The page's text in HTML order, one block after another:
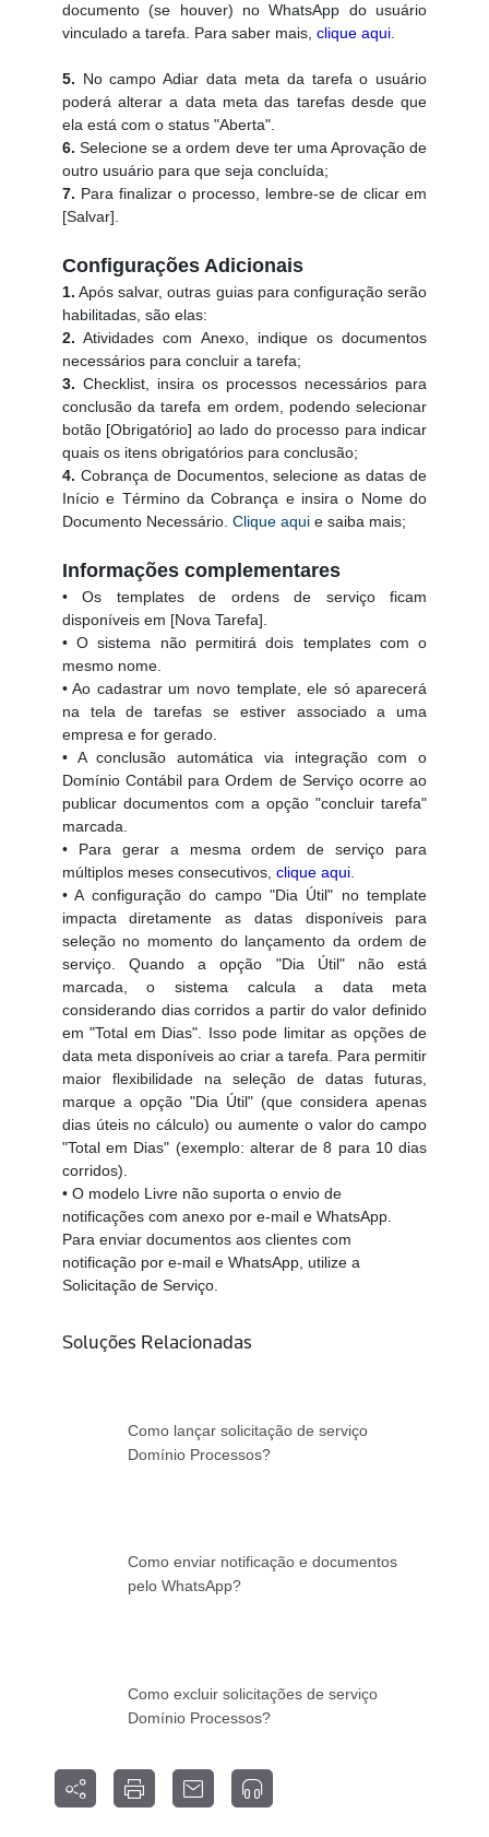
documento (se houver) no WhatsApp do usuário
vinculado a tarefa. Para saber mais, clique aqui.
5. No campo Adiar data meta da tarefa o usuário
poderá alterar a data meta das tarefas desde que
ela está com o status "Aberta".
6. Selecione se a ordem deve ter uma Aprovação de
outro usuário para que seja concluída;
7. Para finalizar o processo, lembre-se de clicar em
[Salvar].
Configurações Adicionais
1. Após salvar, outras guias para configuração serão
habilitadas, são elas:
2. Atividades com Anexo, indique os documentos
necessários para concluir a tarefa;
3. Checklist, insira os processos necessários para
conclusão da tarefa em ordem, podendo selecionar
botão [Obrigatório] ao lado do processo para indicar
quais os itens obrigatórios para conclusão;
4. Cobrança de Documentos, selecione as datas de
Início e Término da Cobrança e insira o Nome do
Documento Necessário. Clique aquie saiba mais;
Informações complementares
• Os templates de ordens de serviço ficam
disponíveis em [Nova Tarefa].
• O sistema não permitirá dois templates com o
mesmo nome.
• Ao cadastrar um novo template, ele só aparecerá
na tela de tarefas se estiver associado a uma
empresa e for gerado.
• A conclusão automática via integração com o
Domínio Contábil para Ordem de Serviço ocorre ao
publicar documentos com a opção "concluir tarefa"
marcada.
• Para gerar a mesma ordem de serviço para
múltiplos meses consecutivos, clique aqui.
• A configuração do campo "Dia Útil" no template
impacta diretamente as datas disponíveis para
seleção no momento do lançamento da ordem de
serviço. Quando a opção "Dia Útil" não está
marcada, o sistema calcula a data meta
considerando dias corridos a partir do valor definido
em "Total em Dias". Isso pode limitar as opções de
data meta disponíveis ao criar a tarefa. Para permitir
maior flexibilidade na seleção de datas futuras,
marque a opção "Dia Útil" (que considera apenas
dias úteis no cálculo) ou aumente o valor do campo
"Total em Dias" (exemplo: alterar de 8 para 10 dias
corridos).
• O modelo Livre não suporta o envio de
notificações com anexo por e-mail e WhatsApp.
Para enviar documentos aos clientes com
notificação por e-mail e WhatsApp, utilize a
Solicitação de Serviço.
Soluções Relacionadas
Como lançar solicitação de serviço
Domínio Processos?
Como enviar notificação e documentos
pelo WhatsApp?
Como excluir solicitações de serviço
Domínio Processos?